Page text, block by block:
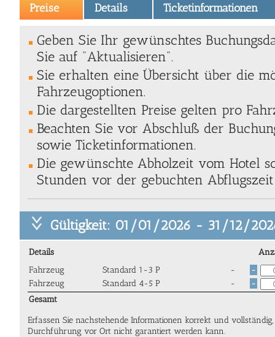
Preise Details Ticketinformationen
Geben Sie Ihr gewünschtes
Sie auf "Aktualisieren".
Sie erhalten eine Übersicht über die
Fahrzeugoptionen.
Die dargestellten Preise gelten pro
Beachten Sie vor Abschluß der
sowie Ticketinformationen.
Die gewünschte Abholzeit vom Hotel
Stunden vor der gebuchten
Gültigkeit: 01/01/2026 - 31/12/
Details
Fahrzeug
Standard 1-3 P - -
Fahrzeug Standard 4-5 P - -
Gesamt
Erfassen Sie nachstehende Informationen korrekt und
Durchführung vor Ort nicht garantiert werden kann.